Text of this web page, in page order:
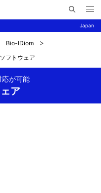
Japan
イ
メ
ニ
ュ
Bio-IDiom
フトウェア
ア
応が可能